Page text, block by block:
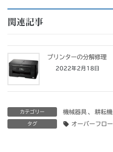
関連記事
プリンターの分解修理
2022年2月18日
カテゴリー 機械器具 、 耕耘機
タグ オーバーフロー